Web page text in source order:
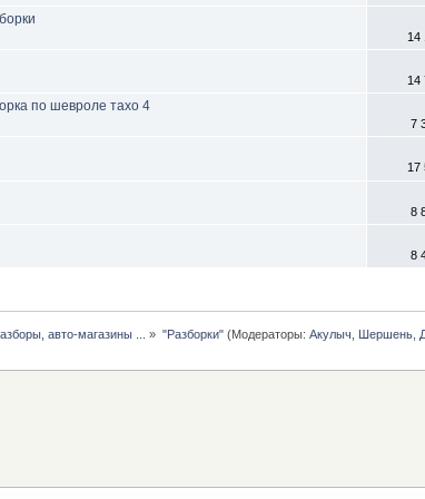
14
14
по шевроле тахо 4
7
17
8
8
авто-магазины ... » "Разборки"(Модераторы: Акулыч Шершень,